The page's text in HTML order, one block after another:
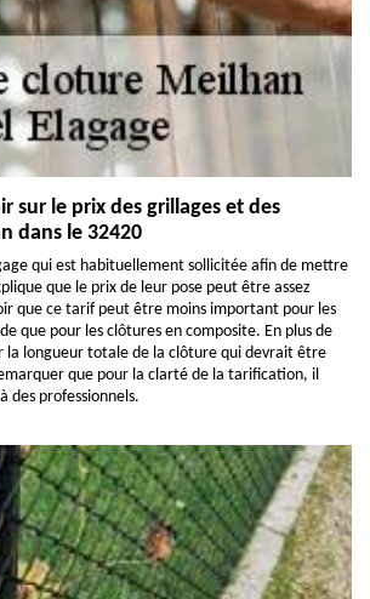
sur le prix des grillages et des
dans le 32420
qui est habituellement sollicitée afin de mettre
que le prix de leur pose peut être assez
que ce tarif peut être moins important pour les
que pour les clôtures en composite. En plus de
la longueur totale de la clôture qui devrait être
que pour la clarté de la tarification, il
des professionnels.